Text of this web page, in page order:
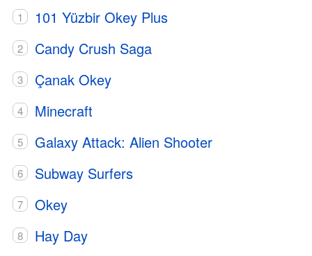
101 Yüzbir Okey Plus
Candy Crush Saga
Çanak Okey
Minecraft
Galaxy Attack: Alien Shooter
Subway Surfers
Okey
Hay Day